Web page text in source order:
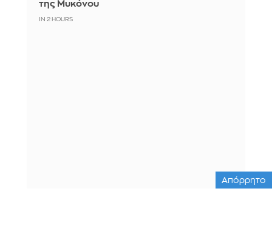
της Μυκόνου
IN 2 HOURS
Απόρρητο